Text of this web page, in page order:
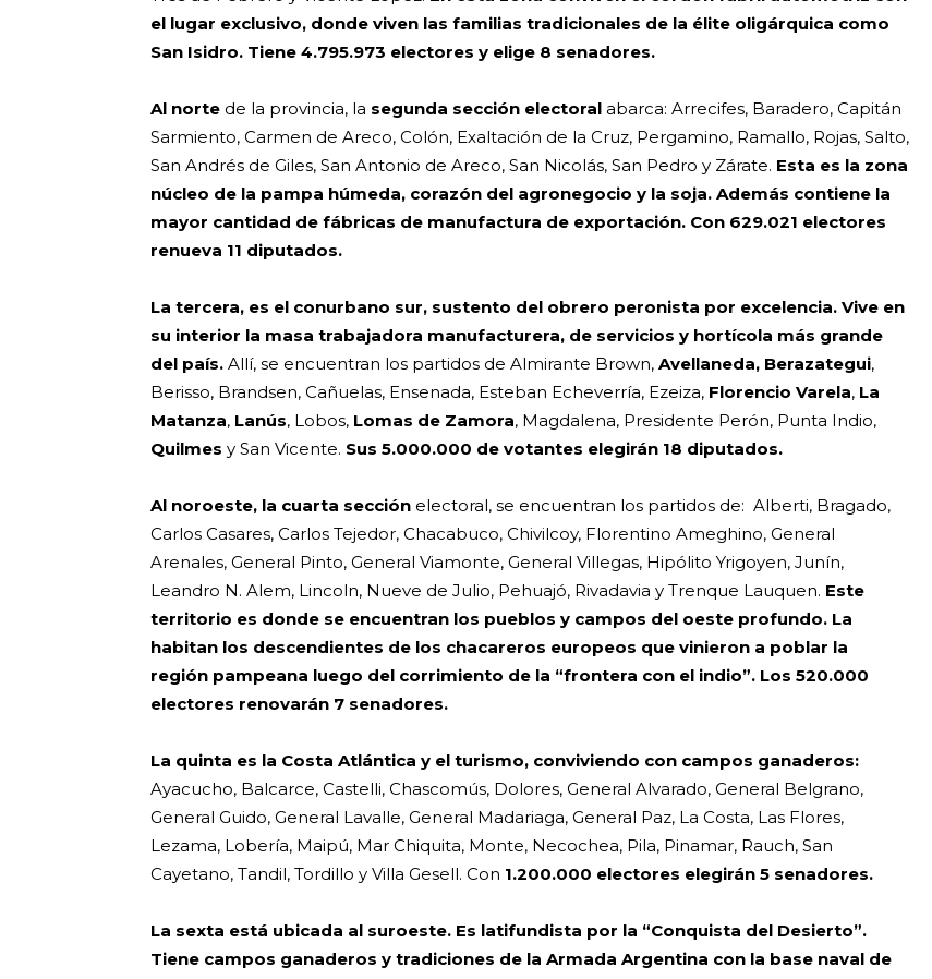
el lugar exclusivo, donde viven las familias tradicionales de la élite oligárquica como
San Isidro. Tiene 4.795.973 electores y elige 8 senadores.
Al norte de la provincia, la segunda sección electoral abarca: Arrecifes, Baradero, Capitán
Sarmiento, Carmen de Areco, Colón, Exaltación de la Cruz, Pergamino, Ramallo, Rojas, Salto,
San Andrés de Giles, San Antonio de Areco, San Nicolás, San Pedro y Zárate. Esta es la zona
núcleo de la pampa húmeda, corazón del agronegocio y la soja. Además contiene la
mayor cantidad de fábricas de manufactura de exportación. Con 629.021 electores
renueva 11 diputados.
La tercera, es el conurbano sur, sustento del obrero peronista por excelencia. Vive en
su interior la masa trabajadora manufacturera, de servicios y hortícola más grande
del país. Allí, se encuentran los partidos de Almirante Brown, Avellaneda, Berazategui,
Berisso, Brandsen, Cañuelas, Ensenada, Esteban Echeverría, Ezeiza, Florencio Varela, La
Matanza, Lanús, Lobos, Lomas de Zamora, Magdalena, Presidente Perón, Punta Indio,
Quilmes y San Vicente. Sus 5.000.000 de votantes elegirán 18 diputados.
Al noroeste, la cuarta sección electoral, se encuentran los partidos de: Alberti, Bragado,
Carlos Casares, Carlos Tejedor, Chacabuco, Chivilcoy, Florentino Ameghino, General
Arenales, General Pinto, General Viamonte, General Villegas, Hipólito Yrigoyen, Junín,
Leandro N. Alem, Lincoln, Nueve de Julio, Pehuajó, Rivadavia y Trenque Lauquen. Este
territorio es donde se encuentran los pueblos y campos del oeste profundo. La
habitan los descendientes de los chacareros europeos que vinieron a poblar la
región pampeana luego del corrimiento de la “frontera con el indio”. Los 520.000
electores renovarán 7 senadores.
La quinta es la Costa Atlántica y el turismo, conviviendo con campos ganaderos:
Ayacucho, Balcarce, Castelli, Chascomús, Dolores, General Alvarado, General Belgrano,
General Guido, General Lavalle, General Madariaga, General Paz, La Costa, Las Flores,
Lezama, Lobería, Maipú, Mar Chiquita, Monte, Necochea, Pila, Pinamar, Rauch, San
Cayetano, Tandil, Tordillo y Villa Gesell. Con 1.200.000 electores elegirán 5 senadores.
La sexta está ubicada al suroeste. Es latifundista por la “Conquista del Desierto”.
Tiene campos ganaderos y tradiciones de la Armada Argentina con la base naval de